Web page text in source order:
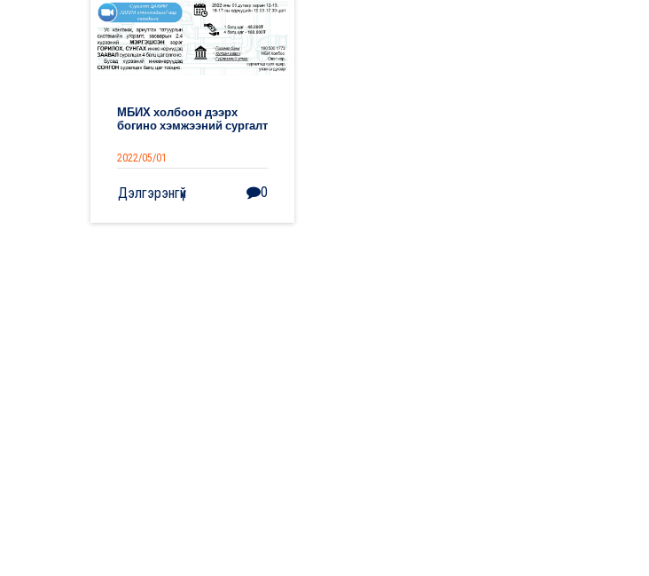
МБИХ холбоон дээрх
богино хэмжээний сургалт
2022/05/01
Дэлгэрэнгүй 0